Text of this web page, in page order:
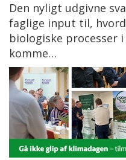
Den nyligt udgivne
faglige input til,
biologiske processer
komme…